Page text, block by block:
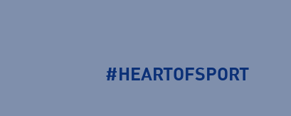
#HEARTOFSPORT